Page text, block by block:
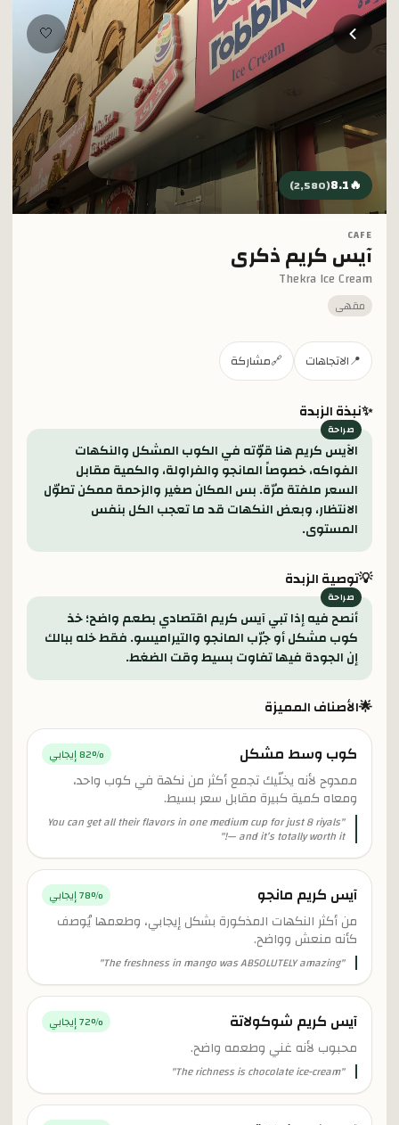
تخطي إلى المحتوى الرئيسي
🤍
🔥
8.1
(
2,580
)
CAFE
آيس كريم ذكرى
Thekra Ice Cream
مقهى
📍الاتجاهات 🔗مشاركة
✨نبذة الزبدة
الآيس كريم هنا قوّته في الكوب المشكل والنكهات
الفواكه، خصوصاً المانجو والفراولة، والكمية مقابل
السعر ملفتة مرّة. بس المكان صغير والزحمة ممكن تطوّل
الانتظار، وبعض النكهات قد ما تعجب الكل بنفس
المستوى.
💡توصية الزبدة
أنصح فيه إذا تبي آيس كريم اقتصادي بطعم واضح؛ خذ
كوب مشكل أو جرّب المانجو والتيراميسو. فقط خله ببالك
إن الجودة فيها تفاوت بسيط وقت الضغط.
🌟الأصناف المميزة
كوب وسط مشكل 82% إيجابي
ممدوح لأنه يخلّيك تجمع أكثر من نكهة في كوب واحد،
ومعاه كمية كبيرة مقابل سعر بسيط.
"
You can get all their flavors in one medium cup for just 8 riyals
— and it’s totally worth it!
"
آيس كريم مانجو 78% إيجابي
من أكثر النكهات المذكورة بشكل إيجابي، وطعمها يُوصف
كأنه منعش وواضح.
"
The freshness in mango was ABSOLUTELY amazing
"
آيس كريم شوكولاتة 72% إيجابي
محبوب لأنه غني وطعمه واضح.
"
The richness is chocolate ice-cream
"